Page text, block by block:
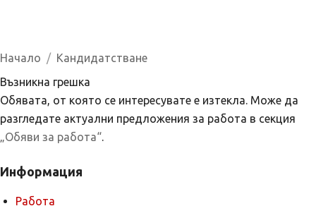
Начало
Кандидатстване
Възникна грешка
Обявата, от която се интересувате е изтекла. Може да
разгледате актуални предложения за работа в секция
„Обяви за работа“.
Информация
Работа